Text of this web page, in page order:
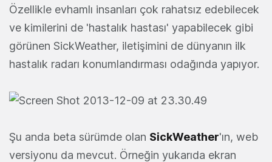
Özellikle evhamlı insanları çok rahatsız edebilecek
ve kimilerini de 'hastalık hastası' yapabilecek gibi
görünen SickWeather, iletişimini de dünyanın ilk
hastalık radarı konumlandırması odağında yapıyor.
Şu anda beta sürümde olan SickWeather'ın, web
versiyonu da mevcut. Örneğin yukarıda ekran